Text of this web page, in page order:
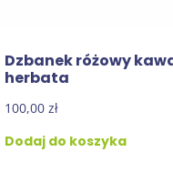
Dzbanek różowy
herbata
100,00 zł
Dodaj do koszyka